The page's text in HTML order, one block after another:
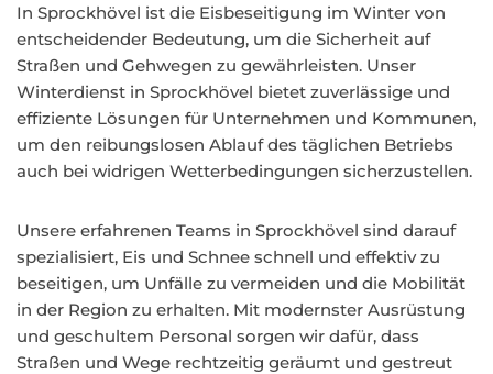
In Sprockhövel ist die Eisbeseitigung im Winter von
entscheidender Bedeutung, um die Sicherheit auf
Straßen und Gehwegen zu gewährleisten. Unser
Winterdienst in Sprockhövel bietet zuverlässige und
effiziente Lösungen für Unternehmen und Kommunen,
um den reibungslosen Ablauf des täglichen Betriebs
auch bei widrigen Wetterbedingungen sicherzustellen.
Unsere erfahrenen Teams in Sprockhövel sind darauf
spezialisiert, Eis und Schnee schnell und effektiv zu
beseitigen, um Unfälle zu vermeiden und die Mobilität
in der Region zu erhalten. Mit modernster Ausrüstung
und geschultem Personal sorgen wir dafür, dass
Straßen und Wege rechtzeitig geräumt und gestreut